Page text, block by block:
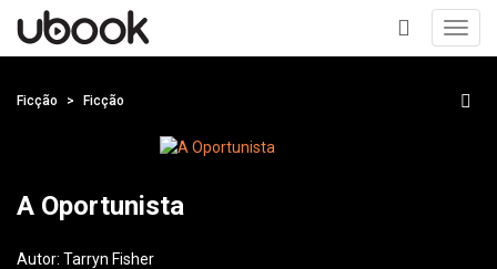
+
Ficção Ficção
A Oportunista
Autor: Tarryn Fisher